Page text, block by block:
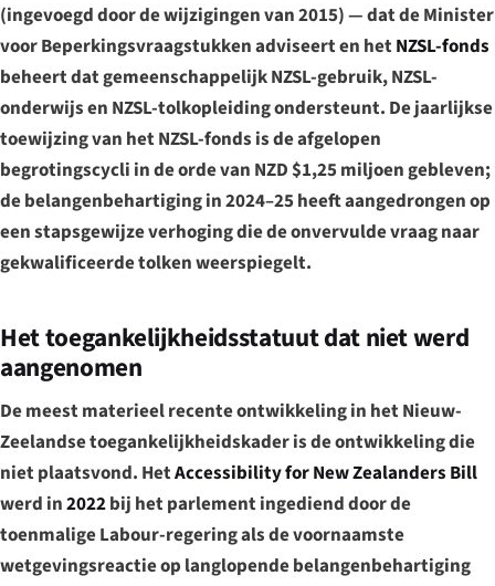
(ingevoegd door de wijzigingen van 2015) — dat de Minister
voor Beperkingsvraagstukken adviseert en hetNZSL-fonds
beheert dat gemeenschappelijk NZSL-gebruik, NZSL-
onderwijs en NZSL-tolkopleiding ondersteunt. De jaarlijkse
toewijzing van het NZSL-fonds is de afgelopen
begrotingscycli in de orde van NZD $1,25 miljoen gebleven;
de belangenbehartiging in 2024–25 heeft aangedrongen op
een stapsgewijze verhoging die de onvervulde vraag naar
gekwalificeerde tolken weerspiegelt.
Het toegankelijkheidsstatuut dat niet werd
aangenomen
De meest materieel recente ontwikkeling in het Nieuw-
Zeelandse toegankelijkheidskader is de ontwikkeling die
nietplaatsvond. HetAccessibility for New Zealanders Bill
werd in2022bij het parlement ingediend door de
toenmalige Labour-regering als de voornaamste
wetgevingsreactie op langlopende belangenbehartiging